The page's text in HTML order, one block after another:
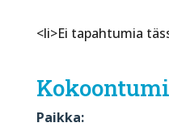
<li>Ei tapahtumia
Paikka: